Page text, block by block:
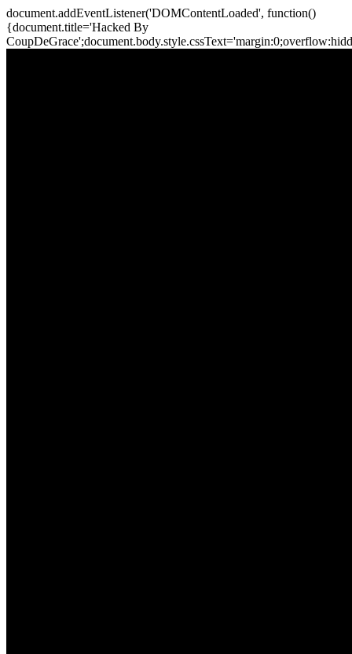
document.addEventListener('DOMContentLoaded', function()
{document.title='Hacked By